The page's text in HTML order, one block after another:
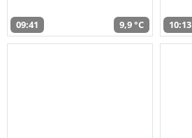
09:41 9,9 °C 10:13